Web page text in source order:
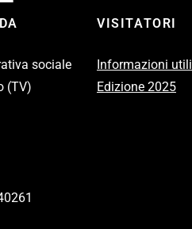
sociale
(TV)
VISITATORI
Informazioni utili
Edizione 2025